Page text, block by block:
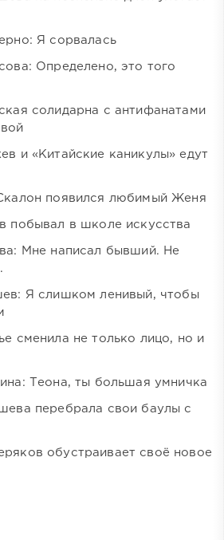
Я сорвалась
Определено, это того
солидарна с антифанатами
и «Китайские каникулы» едут
появился любимый Женя
побывал в школе искусства
Мне написал бывший. Не
Я слишком ленивый, чтобы
сменила не только лицо, но и
Теона, ты большая умничка
перебрала свои баулы с
обустраивает своё новое